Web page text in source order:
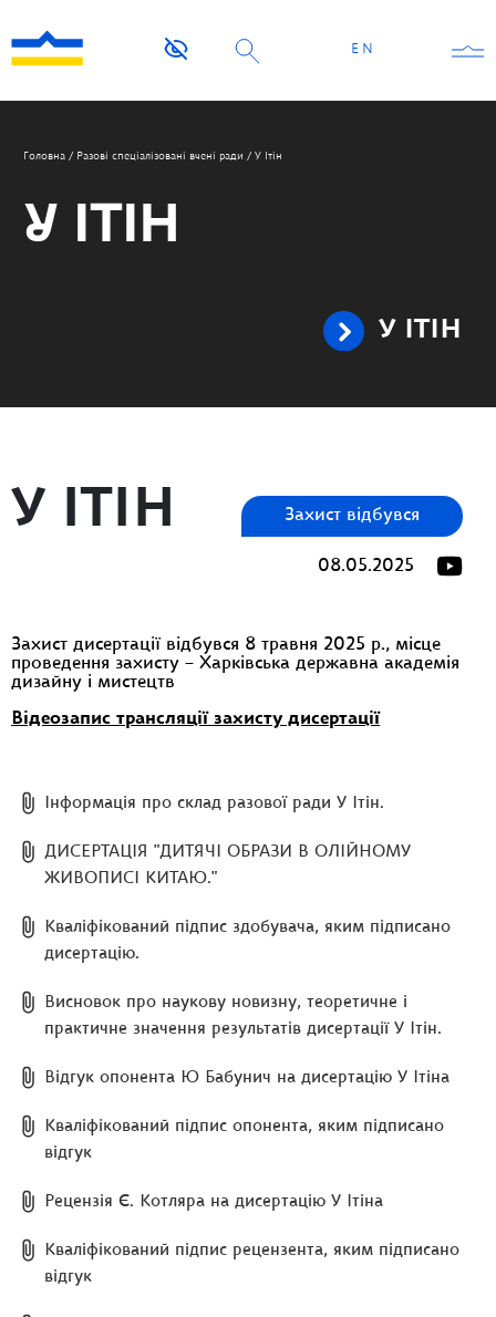
EN
Головна / Разові спеціалізовані вчені ради / У Ітін
У ІТІН
У ІТІН
У ІТІН Захист відбувся
08.05.2025
Захист дисертації відбувся 8 травня 2025 р., місце
проведення захисту – Харківська державна академія
дизайну і мистецтв
Відеозапис трансляції захисту дисертації
Інформація про склад разової ради У Ітін.
ДИСЕРТАЦІЯ "ДИТЯЧІ ОБРАЗИ В ОЛІЙНОМУ
ЖИВОПИСІ КИТАЮ."
Кваліфікований підпис здобувача, яким підписано
дисертацію.
Висновок про наукову новизну, теоретичне і
практичне значення результатів дисертації У Ітін.
Відгук опонента Ю Бабунич на дисертацію У Ітіна
Кваліфікований підпис опонента, яким підписано
відгук
Рецензія Є. Котляра на дисертацію У Ітіна
Кваліфікований підпис рецензента, яким підписано
відгук